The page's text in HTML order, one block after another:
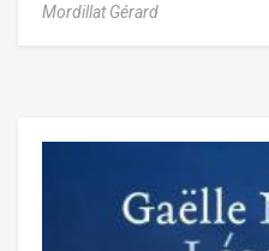
Mordillat Gérard